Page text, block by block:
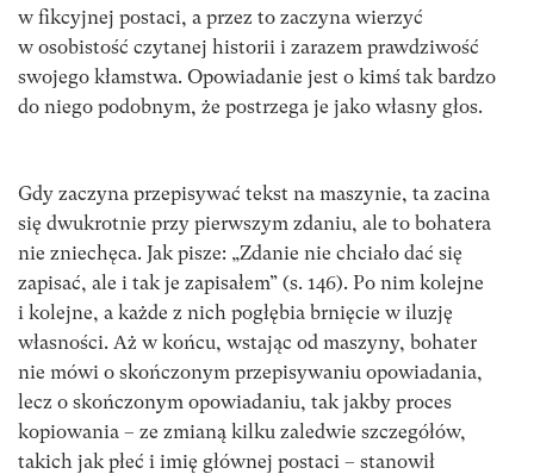
w fikcyjnej postaci, a przez to zaczyna wierzyć
w osobistość czytanej historii i zarazem prawdziwość
swojego kłamstwa. Opowiadanie jest o kimś tak bardzo
do niego podobnym, że postrzega je jako własny głos.
Gdy zaczyna przepisywać tekst na maszynie, ta zacina
się dwukrotnie przy pierwszym zdaniu, ale to bohatera
nie zniechęca. Jak pisze: „Zdanie nie chciało dać się
zapisać, ale i tak je zapisałem” (s. 146). Po nim kolejne
i kolejne, a każde z nich pogłębia brnięcie w iluzję
własności. Aż w końcu, wstając od maszyny, bohater
nie mówi o skończonym przepisywaniu opowiadania,
lecz o skończonym opowiadaniu, tak jakby proces
kopiowania – ze zmianą kilku zaledwie szczegółów,
takich jak płeć i imię głównej postaci – stanowił